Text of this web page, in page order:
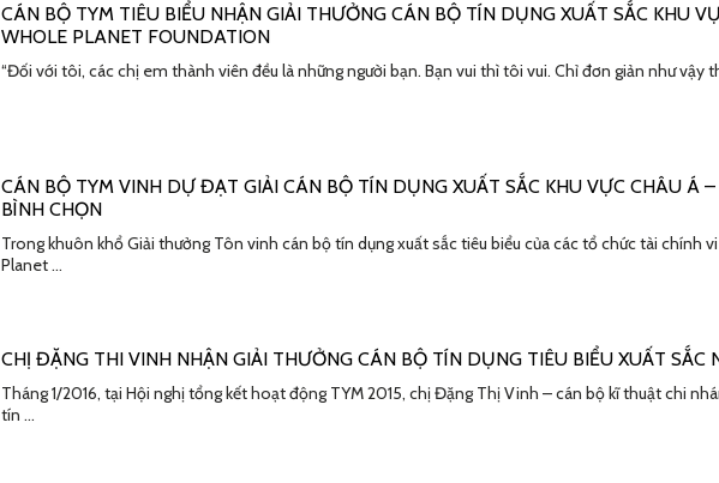
CÁN BỘ TYM TIÊU BIỂU NHẬN GIẢI THƯỞNG CÁN BỘ TÍN DỤNG XUẤT SẮC KHU
WHOLE PLANET FOUNDATION
“Đối với tôi, các chị em thành viên đều là những người bạn. Bạn vui thì tôi vui. Chỉ đơn giản như
CÁN BỘ TYM VINH DỰ ĐẠT GIẢI CÁN BỘ TÍN DỤNG XUẤT SẮC KHU VỰC CHÂU Á
BÌNH CHỌN
Trong khuôn khổ Giải thưởng Tôn vinh cán bộ tín dụng xuất sắc tiêu biểu của các tổ chức tài chính
Planet …
CHỊ ĐẶNG THI VINH NHẬN GIẢI THƯỞNG CÁN BỘ TÍN DỤNG TIÊU BIỂU XUẤT
Tháng 1/2016, tại Hội nghị tổng kết hoạt động TYM 2015, chị Đặng Thị Vinh – cán bộ kĩ thuật chi
tín …